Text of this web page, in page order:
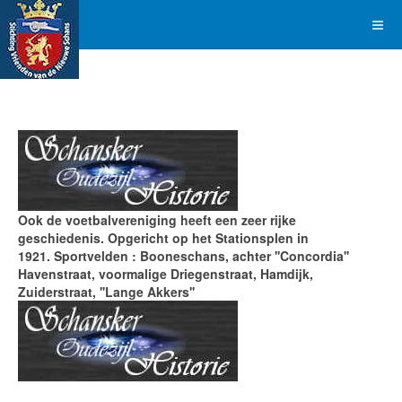
Ook de voetbalvereniging heeft een zeer rijke
geschiedenis. Opgericht op het Stationsplen in
1921. Sportvelden : Booneschans, achter ''Concordia''
Havenstraat, voormalige Driegenstraat, Hamdijk,
Zuiderstraat, ''Lange Akkers''